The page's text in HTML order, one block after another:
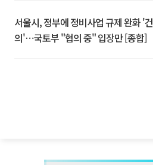
서울시, 정부에 정비사업 규제 완화 '건
의'⋯국토부 "협의 중" 입장만 [종합]